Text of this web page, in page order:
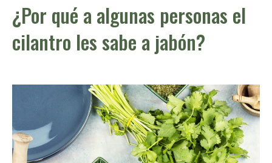
¿Por qué a algunas personas el
cilantro les sabe a jabón?